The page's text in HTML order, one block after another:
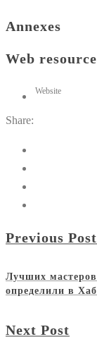
Annexes
Web
Website
Share:
Previous Post
Лучших мастеров
определили в
Next Post